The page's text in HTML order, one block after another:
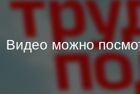
Видео можно